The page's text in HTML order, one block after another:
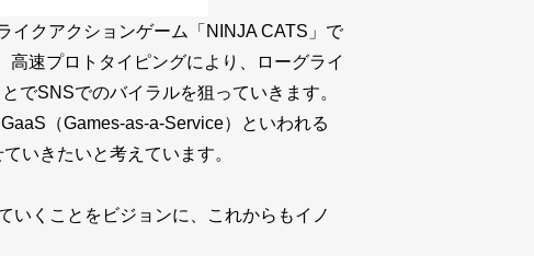
イクアクションゲーム「NINJA CATS」で
速プロトタイピングにより、ローグライ
でSNSでのバイラルを狙っていきます。
（Games-as-a-Service）といわれる
いきたいと考えています。
いくことをビジョンに、これからもイノ